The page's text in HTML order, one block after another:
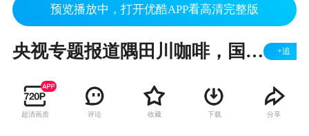
预览播放中，打开优酷APP看高清完整版
央视专题报道隅田川咖啡，国货之光引领国民消费观 +追
超清画质 评论 收藏 下载 分享